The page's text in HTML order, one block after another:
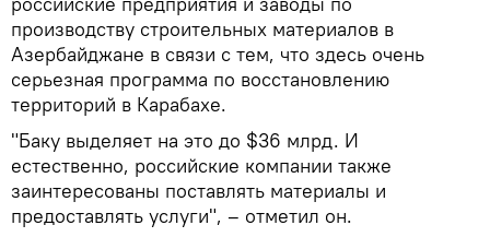
производству строительных материалов в
Азербайджане в связи с тем, что здесь очень
серьезная программа по восстановлению
территорий в Карабахе.
"Баку выделяет на это до $36 млрд. И
естественно, российские компании также
заинтересованы поставлять материалы и
предоставлять услуги", – отметил он.